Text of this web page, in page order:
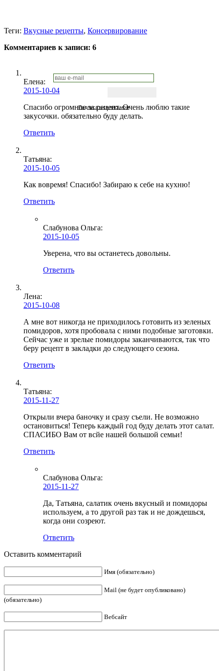
Подписаться письмом
Теги: Вкусные рецепты, Консервирование
Комментариев к записи: 6
Елена:
2015-10-04
Спасибо огромное за рецепт. Очень люблю такие
закусочки. обязательно буду делать.
Ответить
Татьяна:
2015-10-05
Как вовремя! Спасибо! Забираю к себе на кухню!
Ответить
Слабунова Ольга:
2015-10-05
Уверена, что вы останетесь довольны.
Ответить
Лена:
2015-10-08
А мне вот никогда не приходилось готовить из зеленых
помидоров, хотя пробовала с ними подобные заготовки.
Сейчас уже и зрелые помидоры заканчиваются, так что
беру рецепт в закладки до следующего сезона.
Ответить
Татьяна:
2015-11-27
Открыли вчера баночку и сразу съели. Не возможно
остановиться! Теперь каждый год буду делать этот салат.
СПАСИБО Вам от всйе нашей большой семьи!
Ответить
Слабунова Ольга:
2015-11-27
Да, Татьяна, салатик очень вкусный и помидоры
используем, а то другой раз так и не дождешься,
когда они созреют.
Ответить
Оставить комментарий
Имя (обязательно)
Mail (не будет опубликовано)
(обязательно)
Вебсайт